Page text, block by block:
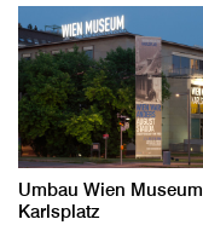
Umbau Wien Museum
Karlsplatz